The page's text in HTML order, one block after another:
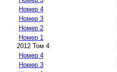
Номер 4
Номер 3
Номер 2
Номер 1
2012 Том 4
Номер 4
Номер 3